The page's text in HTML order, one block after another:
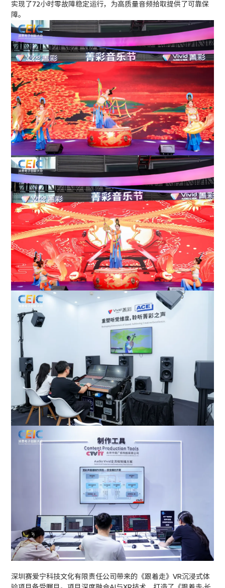
实现了72小时零故障稳定运行，为高质量音频拾取提供了可靠保
障。
深圳赛爱宁科技文化有限责任公司带来的《跟着走》VR沉浸式体